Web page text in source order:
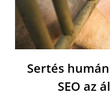
Sertés
SEO az